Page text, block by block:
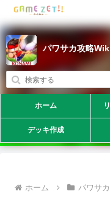
パワサカ攻略
ホーム
デッキ作成
ホーム パワサ